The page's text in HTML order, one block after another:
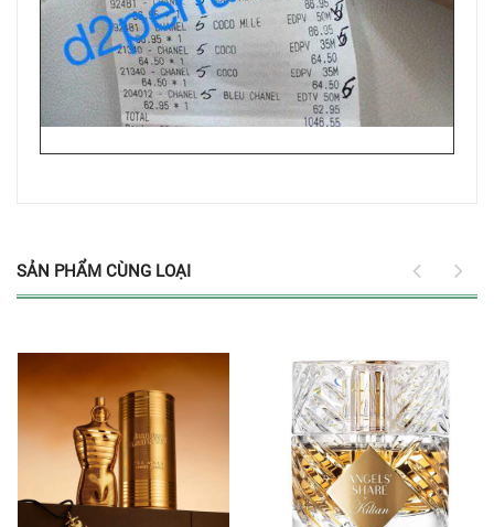
SẢN PHẨM CÙNG LOẠI